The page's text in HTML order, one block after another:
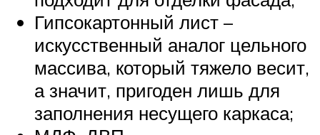
Гипсокартонный лист –
искусственный аналог цельного
массива, который тяжело весит,
а значит, пригоден лишь для
заполнения несущего каркаса;